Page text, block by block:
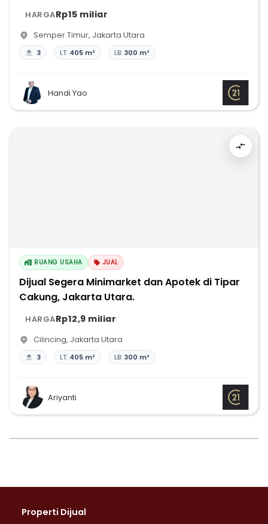
HARGARp15 miliar
Semper Timur, Jakarta Utara
3 LT: 405 m² LB: 300 m²
Handi Yao
RUANG USAHA JUAL
Dijual Segera Minimarket dan Apotek di Tipar
Cakung, Jakarta Utara.
HARGARp12,9 miliar
Cilincing, Jakarta Utara
3 LT: 405 m² LB: 300 m²
Ariyanti
Properti Dijual